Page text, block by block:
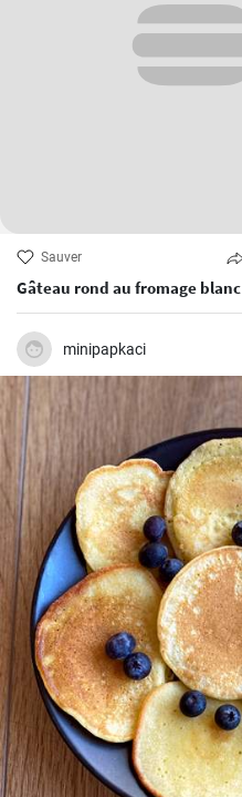
Sauver
Gâteau rond au fromage blanc
minipapkaci